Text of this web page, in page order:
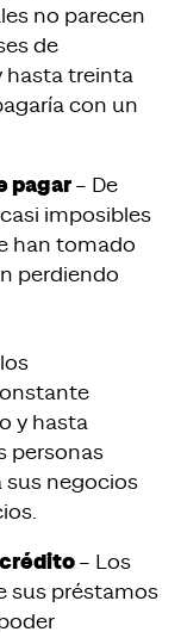
no parecen
de
hasta treinta
con un
pagar – De
imposibles
han tomado
perdiendo
y hasta
personas
sus negocios
crédito – Los
sus préstamos